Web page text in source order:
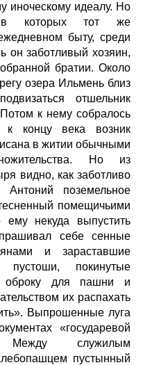
иноческому идеалу. Но
в которых тот же
быту, среди
он заботливый хозяин,
братии. Около
озера Ильмень близ
отшельник
к нему собралось
к концу века возник
в житии обычными
Но из
видно, как заботливо
поземельное
помещичьими
некуда выпустить
себе сенные
и зараставшие
покинутые
оброку для пашни и
их распахать
Выпрошенные луга
«государевой
Между служилым
пустынный